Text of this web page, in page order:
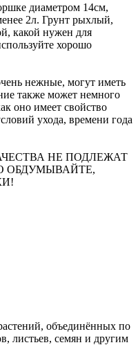
диаметром 14см,
2л. Грунт рыхлый,
какой нужен для
хорошо
нежные, могут иметь
также может немного
оно имеет свойство
ухода, времени года
НЕ ПОДЛЕЖАТ
ОБДУМЫВАЙТЕ,
объединённых по
листьев, семян и другим